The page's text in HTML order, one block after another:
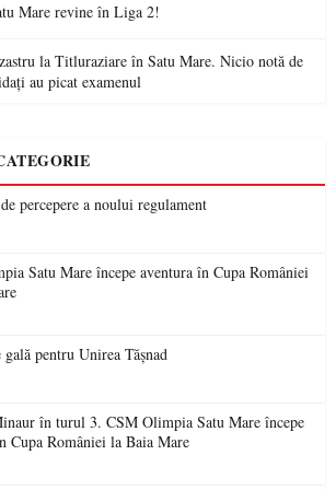
Mare revine în Liga 2!
la Titluraziare în Satu Mare. Nicio notă de
au picat examenul
percepere a noului regulament
Mare începe aventura în Cupa României
pentru Unirea Tășnad
în turul 3. CSM Olimpia Satu Mare începe
Cupa României la Baia Mare